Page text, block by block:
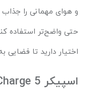
و هوای مهمانی را
حتی واضح‌تر استفاده
اختیار دارید تا فضایی
اسپیکر 5